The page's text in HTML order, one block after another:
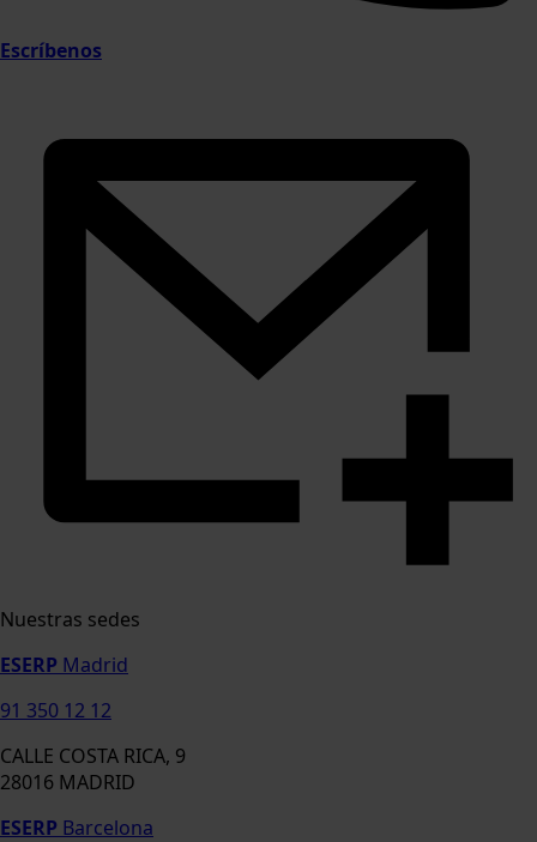
Escríbenos
Nuestras sedes
ESERP Madrid
91 350 12 12
CALLE COSTA RICA, 9
28016 MADRID
ESERP Barcelona